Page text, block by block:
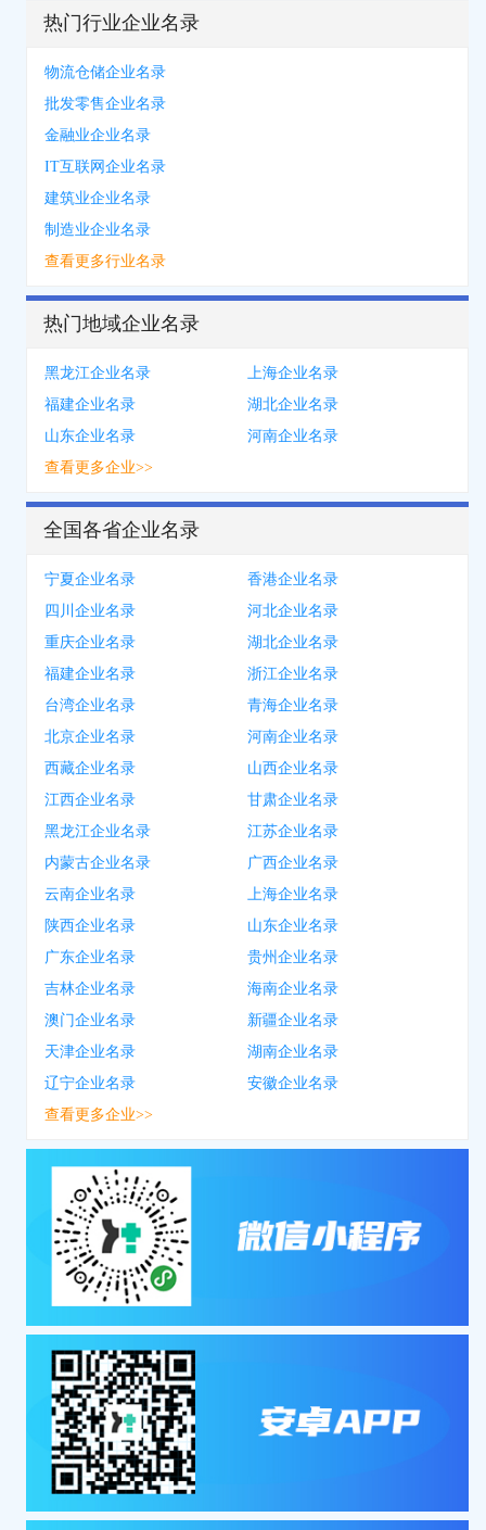
热门行业企业名录
物流仓储企业名录
批发零售企业名录
金融业企业名录
IT互联网企业名录
建筑业企业名录
制造业企业名录
查看更多行业名录
热门地域企业名录
黑龙江企业名录
上海企业名录
福建企业名录
湖北企业名录
山东企业名录
河南企业名录
查看更多企业>>
全国各省企业名录
宁夏企业名录
香港企业名录
四川企业名录
河北企业名录
重庆企业名录
湖北企业名录
福建企业名录
浙江企业名录
台湾企业名录
青海企业名录
北京企业名录
河南企业名录
西藏企业名录
山西企业名录
江西企业名录
甘肃企业名录
黑龙江企业名录
江苏企业名录
内蒙古企业名录
广西企业名录
云南企业名录
上海企业名录
陕西企业名录
山东企业名录
广东企业名录
贵州企业名录
吉林企业名录
海南企业名录
澳门企业名录
新疆企业名录
天津企业名录
湖南企业名录
辽宁企业名录
安徽企业名录
查看更多企业>>